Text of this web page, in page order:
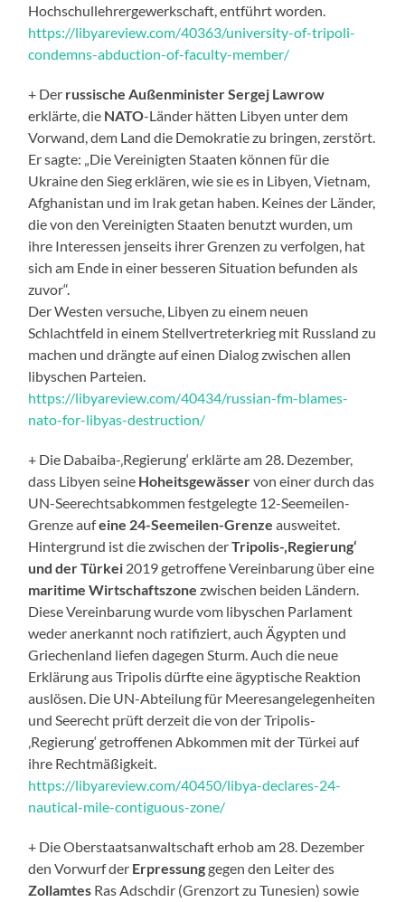
Hochschullehrergewerkschaft, entführt worden.
https://libyareview.com/40363/university-of-tripoli-
condemns-abduction-of-faculty-member/
+ Der russische Außenminister Sergej Lawrow
erklärte, die NATO-Länder hätten Libyen unter dem
Vorwand, dem Land die Demokratie zu bringen, zerstört.
Er sagte: „Die Vereinigten Staaten können für die
Ukraine den Sieg erklären, wie sie es in Libyen, Vietnam,
Afghanistan und im Irak getan haben. Keines der Länder,
die von den Vereinigten Staaten benutzt wurden, um
ihre Interessen jenseits ihrer Grenzen zu verfolgen, hat
sich am Ende in einer besseren Situation befunden als
zuvor“.
Der Westen versuche, Libyen zu einem neuen
Schlachtfeld in einem Stellvertreterkrieg mit Russland zu
machen und drängte auf einen Dialog zwischen allen
libyschen Parteien.
https://libyareview.com/40434/russian-fm-blames-
nato-for-libyas-destruction/
+ Die Dabaiba-‚Regierung‘ erklärte am 28. Dezember,
dass Libyen seine Hoheitsgewässervon einer durch das
UN-Seerechtsabkommen festgelegte 12-Seemeilen-
Grenze aufeine 24-Seemeilen-Grenze ausweitet.
Hintergrund ist die zwischen derTripolis-‚Regierung‘
und der Türkei 2019 getroffene Vereinbarung über eine
maritime Wirtschaftszone zwischen beiden Ländern.
Diese Vereinbarung wurde vom libyschen Parlament
weder anerkannt noch ratifiziert, auch Ägypten und
Griechenland liefen dagegen Sturm. Auch die neue
Erklärung aus Tripolis dürfte eine ägyptische Reaktion
auslösen. Die UN-Abteilung für Meeresangelegenheiten
und Seerecht prüft derzeit die von der Tripolis-
‚Regierung‘ getroffenen Abkommen mit der Türkei auf
ihre Rechtmäßigkeit.
https://libyareview.com/40450/libya-declares-24-
nautical-mile-contiguous-zone/
+ Die Oberstaatsanwaltschaft erhob am 28. Dezember
den Vorwurf der Erpressunggegen den Leiter des
Zollamtes Ras Adschdir (Grenzort zu Tunesien) sowie